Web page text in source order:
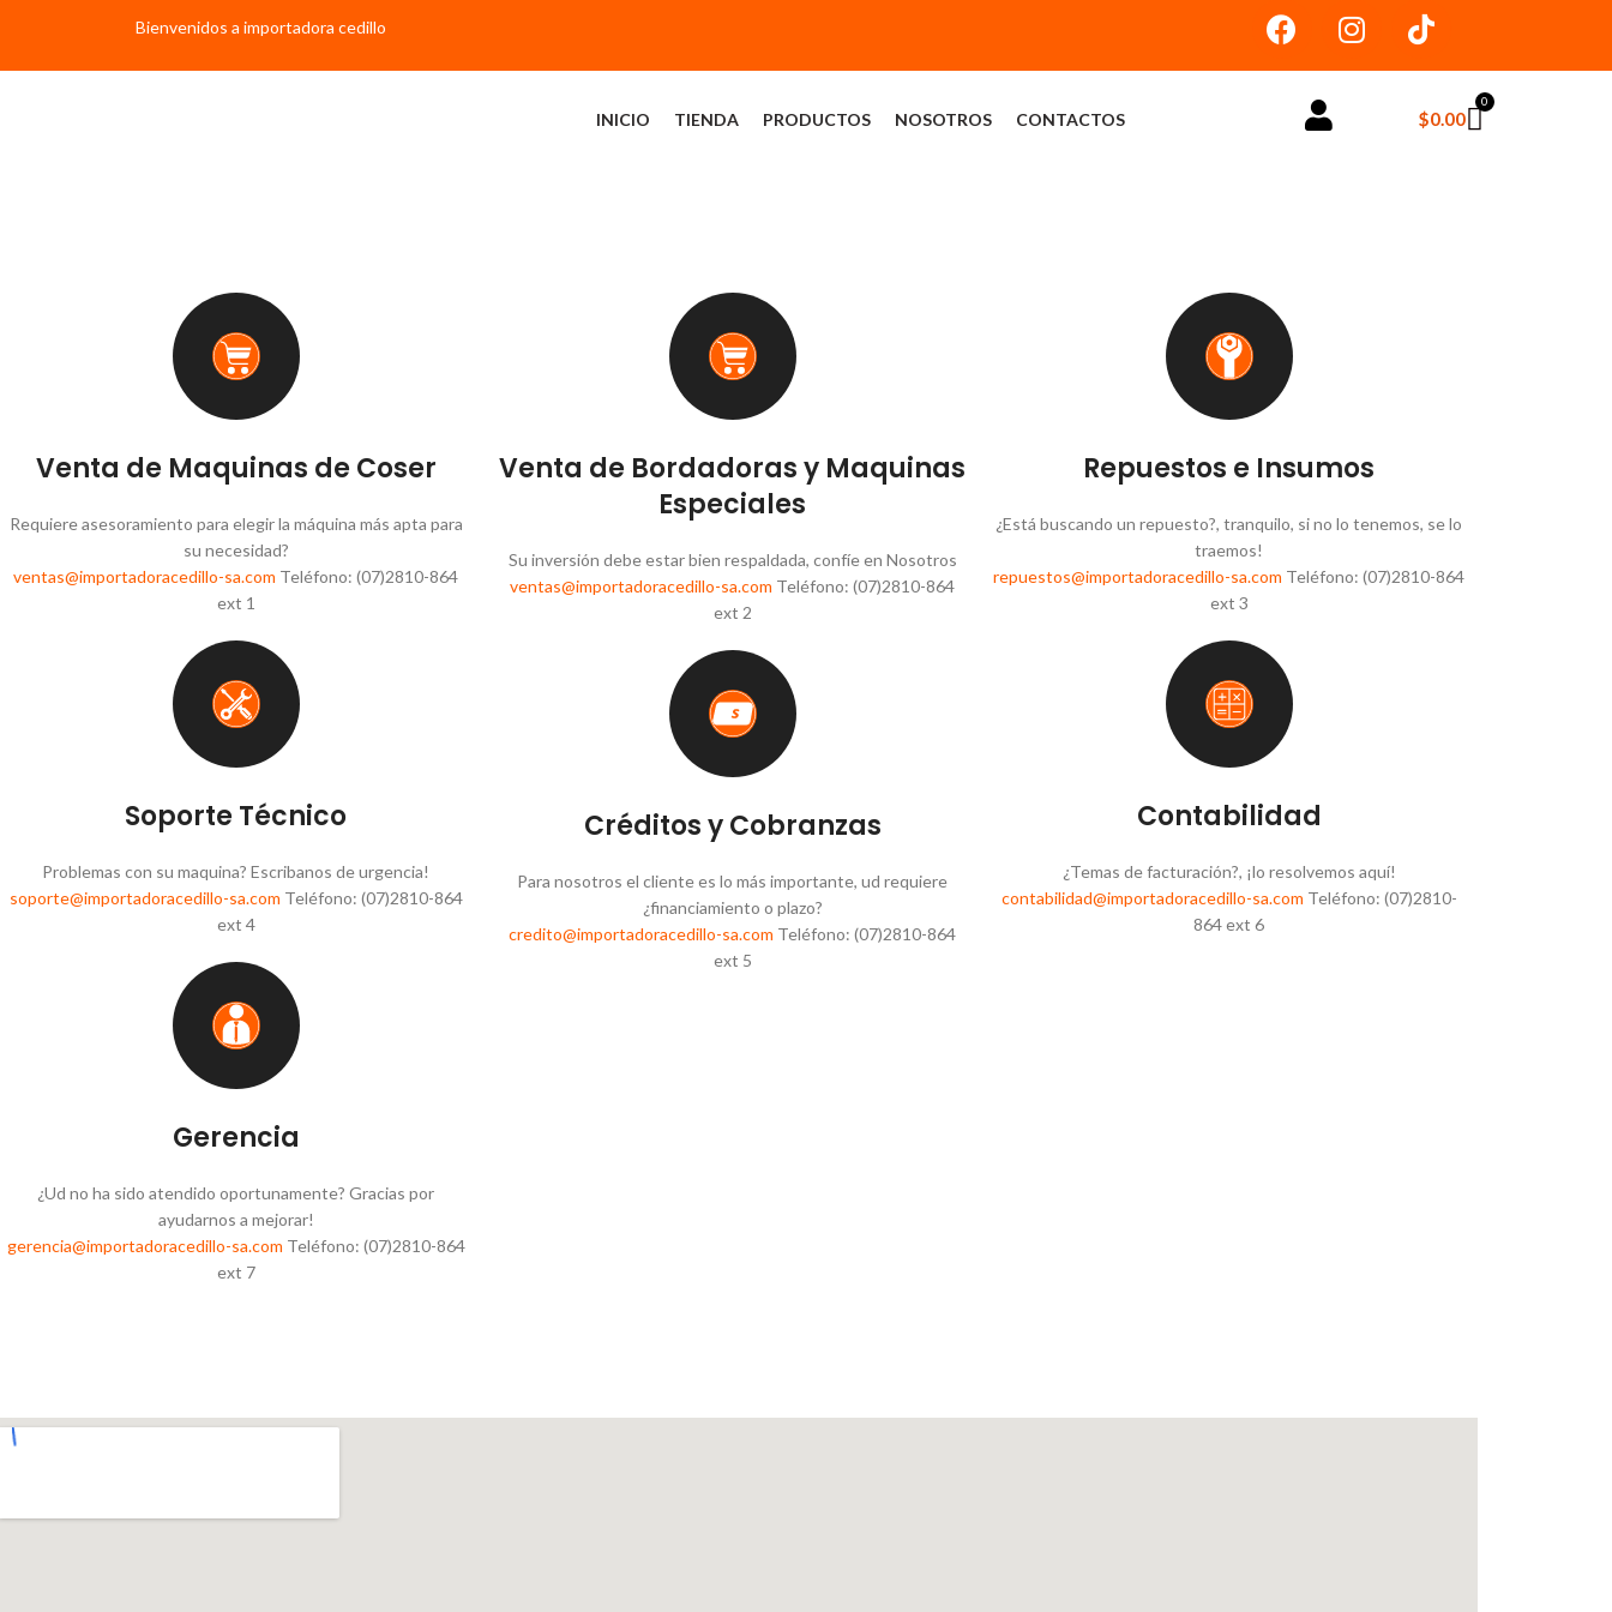
Bienvenidos a importadora cedillo
INICIO TIENDA PRODUCTOS NOSOTROS CONTACTOS $0.00
0
Venta de Maquinas de Coser
Requiere asesoramiento para elegir la máquina más apta para
su necesidad?
ventas@importadoracedillo-sa.com Teléfono: (07)2810-864
ext 1
Soporte Técnico
Problemas con su maquina? Escribanos de urgencia!
soporte@importadoracedillo-sa.com Teléfono: (07)2810-864
ext 4
Gerencia
¿Ud no ha sido atendido oportunamente? Gracias por
ayudarnos a mejorar!
gerencia@importadoracedillo-sa.com Teléfono: (07)2810-864
ext 7
Venta de Bordadoras y Maquinas
Especiales
Su inversión debe estar bien respaldada, confíe en Nosotros
ventas@importadoracedillo-sa.com Teléfono: (07)2810-864
ext 2
Créditos y Cobranzas
Para nosotros el cliente es lo más importante, ud requiere
¿financiamiento o plazo?
credito@importadoracedillo-sa.com Teléfono: (07)2810-864
ext 5
Repuestos e Insumos
¿Está buscando un repuesto?, tranquilo, si no lo tenemos, se lo
traemos!
repuestos@importadoracedillo-sa.com Teléfono: (07)2810-864
ext 3
Contabilidad
¿Temas de facturación?, ¡lo resolvemos aquí!
contabilidad@importadoracedillo-sa.com Teléfono: (07)2810-
864 ext 6